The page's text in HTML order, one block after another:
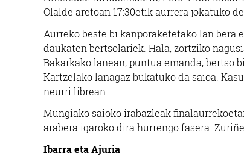
Olalde aretoan 17:30etik aurrera jokatuko
Aurreko beste bi kanporaketetako lan
daukaten bertsolariek. Hala, zortziko
Bakarkako lanean, puntua emanda, bertso
Kartzelako lanagaz bukatuko da saioa.
neurri librean.
Mungiako saioko irabazleak
arabera igaroko dira hurrengo fasera.
Ibarra eta Ajuria